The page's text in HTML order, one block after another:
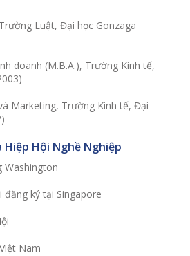
Luật, Đại học Gonzaga
doanh (M.B.A.), Trường Kinh tế,
Marketing, Trường Kinh tế, Đại
Hội Nghề Nghiệp
Washington
ký tại Singapore
Nam